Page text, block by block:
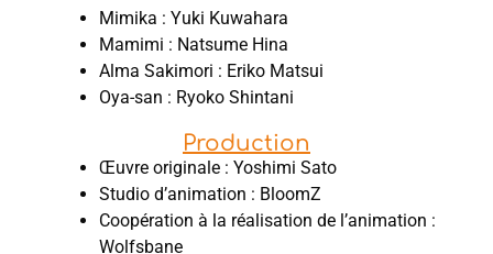
Mimika : Yuki Kuwahara
Mamimi : Natsume Hina
Alma Sakimori : Eriko Matsui
Oya-san : Ryoko Shintani
Production
Œuvre originale : Yoshimi Sato
Studio d’animation : BloomZ
Coopération à la réalisation de l’animation :
Wolfsbane